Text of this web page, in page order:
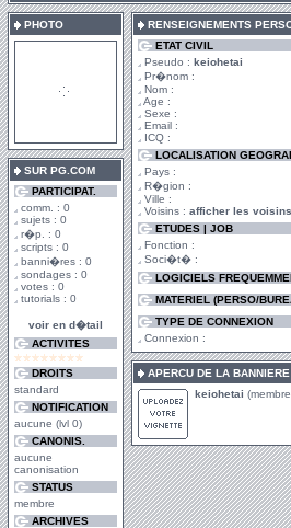
PHOTO
SUR PG.COM
PARTICIPAT.
comm. : 0
sujets : 0
r�p. : 0
scripts : 0
banni�res : 0
sondages : 0
votes : 0
tutorials : 0
voir en d�tail
ACTIVITES
DROITS
standard
NOTIFICATION
aucune (lvl 0)
CANONIS.
aucune
canonisation
STATUS
membre
ARCHIVES
RENSEIGNEMENTS
ETAT CIVIL
Pseudo : keiohetai
Pr�nom :
Nom :
Age :
Sexe :
Email :
ICQ :
LOCALISATION
Pays :
R�gion :
Ville :
Voisins : afficher les
ETUDES | JOB
Fonction :
Soci�t� :
LOGICIELS
MATERIEL (PERSO/
TYPE DE CONNEXION
Connexion :
APERCU DE LA
keiohetai